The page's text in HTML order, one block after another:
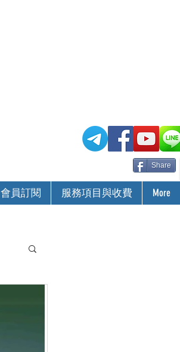
Share
會員訂閱 服務項目與收費 More